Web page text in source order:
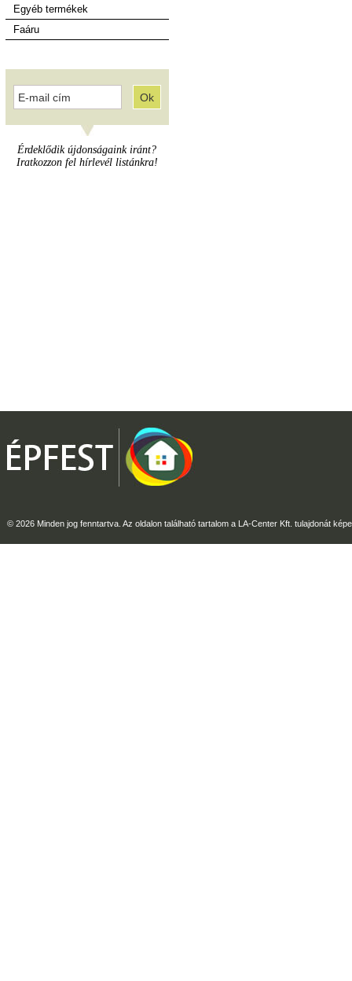
Egyéb termékek
Faáru
Érdeklődik újdonságaink iránt?
Iratkozzon fel hírlevél listánkra!
© 2026 Minden jog fenntartva. Az oldalon található tartalom a LA-Center Kft. tulajdonát